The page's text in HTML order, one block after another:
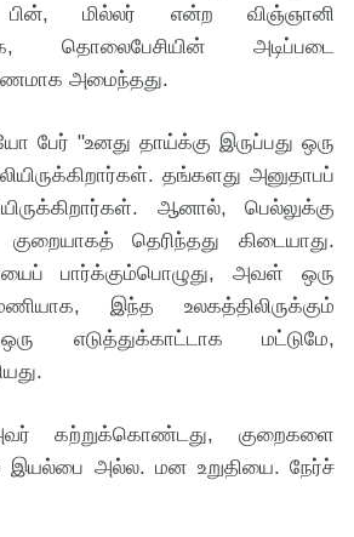
பின், மில்லர் என்ற விஞ்ஞானி
தொலைபேசியின் அடிப்படை
அமைந்தது.
பேர் "உனது தாய்க்கு இருப்பது ஒரு
தங்களது அனுதாபப்
ஆனால், பெல்லுக்கு
தெரிந்தது கிடையாது.
பார்க்கும்பொழுது, அவள் ஒரு
இந்த உலகத்திலிருக்கும்
எடுத்துக்காட்டாக மட்டுமே,
அவர் கற்றுக்கொண்டது, குறைகளை
இயல்பை அல்ல. மன உறுதியை. நேர்ச்